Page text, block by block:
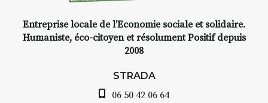
Entreprise locale de l’Economie sociale et solidaire.
Humaniste, éco-citoyen et résolument Positif depuis
2008
STRADA
06 50 42 06 64